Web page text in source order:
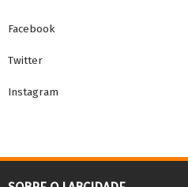
Facebook
Twitter
Instagram